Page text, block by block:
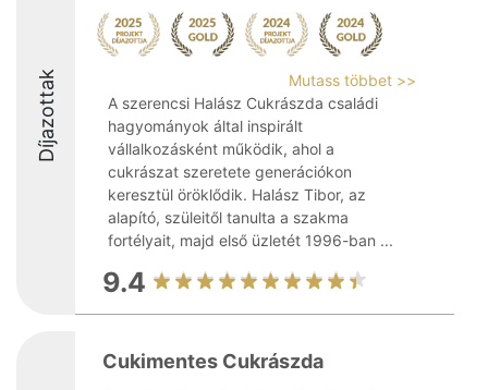
Díjazottak
Mutass többet >>
A szerencsi Halász Cukrászda családi
hagyományok által inspirált
vállalkozásként működik, ahol a
cukrászat szeretete generációkon
keresztül öröklődik. Halász Tibor, az
alapító, szüleitől tanulta a szakma
fortélyait, majd első üzletét 1996-ban ...
9.4
Cukimentes Cukrászda